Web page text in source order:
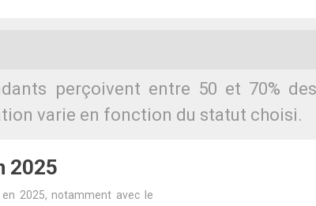
perçoivent entre 50 et 70%
varie en fonction du statut choisi.
2025
2025, notamment avec le